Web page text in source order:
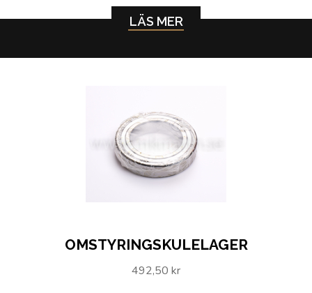
LÄS MER
OMSTYRINGSKULELAGER
492,50 kr